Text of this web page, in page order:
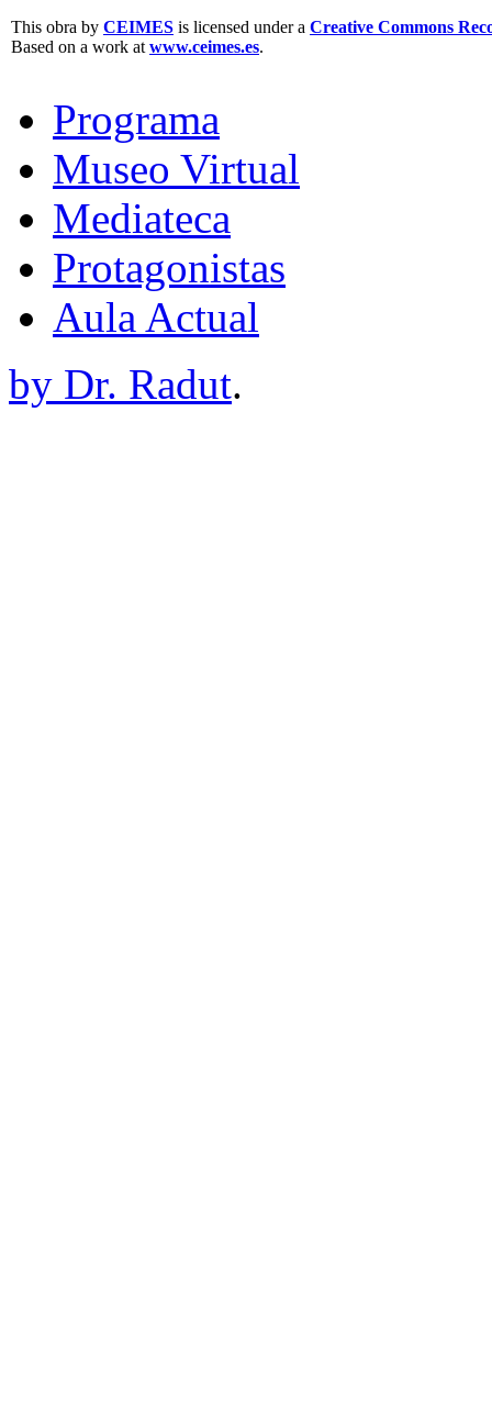
This obra by CEIMES is licensed under a Creative Commons
Based on a work at www.ceimes.es.
Programa
Museo Virtual
Mediateca
Protagonistas
Aula Actual
by Dr. Radut.